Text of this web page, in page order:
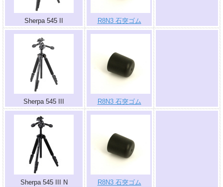
Sherpa 545 II R8N3 石突ゴム
Sherpa 545 III R8N3 石突ゴム
Sherpa 545 III N R8N3 石突ゴム